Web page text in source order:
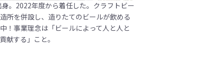
身。2022年度から着任した。クラフトビー
所を併設し、造りたてのビールが飲める
！事業理念は「ビールによって人と人と
献する」こと。